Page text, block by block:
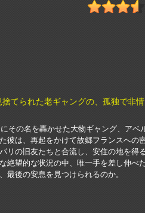
てられた老ギャングの、孤独で非
その名を轟かせた大物ギャング、ア
彼は、再起をかけて故郷フランスへの
リの旧友たちと合流し、安住の地を得
絶望的な状況の中、唯一手を差し伸べ
最後の安息を見つけられるのか。